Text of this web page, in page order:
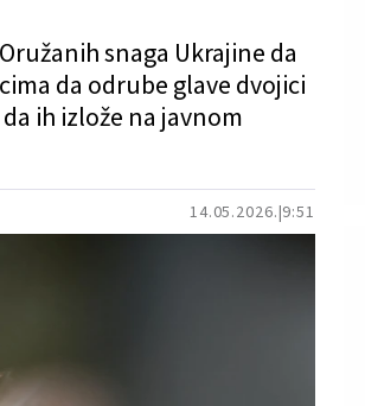
14.05.2026. 9:51
snaga Ukrajine da
da odrube glave dvojici
ih izlože na javnom